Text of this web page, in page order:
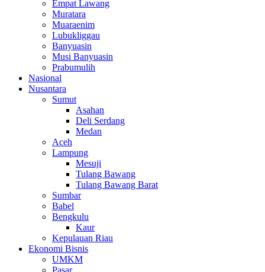
Empat Lawang
Muratara
Muaraenim
Lubukliggau
Banyuasin
Musi Banyuasin
Prabumulih
Nasional
Nusantara
Sumut
Asahan
Deli Serdang
Medan
Aceh
Lampung
Mesuji
Tulang Bawang
Tulang Bawang Barat
Sumbar
Babel
Bengkulu
Kaur
Kepulauan Riau
Ekonomi Bisnis
UMKM